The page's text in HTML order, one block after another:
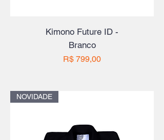
Kimono Future ID -
Branco
Preço
R$ 799,00
NOVIDADE